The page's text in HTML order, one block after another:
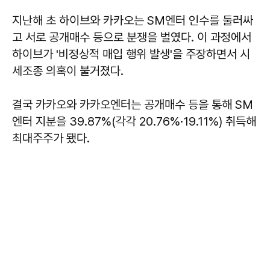
지난해 초 하이브와 카카오는 SM엔터 인수를 둘러싸
고 서로 공개매수 등으로 분쟁을 벌였다. 이 과정에서
하이브가 '비정상적 매입 행위 발생'을 주장하면서 시
세조종 의혹이 불거졌다.
결국 카카오와 카카오엔터는 공개매수 등을 통해 SM
엔터 지분을 39.87%(각각 20.76%·19.11%) 취득해
최대주주가 됐다.